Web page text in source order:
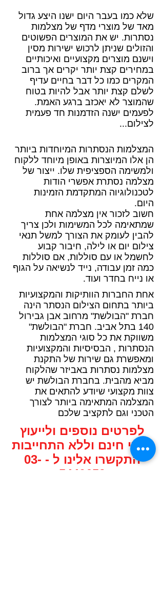
שלא כמו בעבר היום ישנו היצע גדול
מאד של מוצרי מדף של מצלמות
נסתרות. יש את המוצרים הפשוטים
והזולים שניתן לרכוש ישירות מסין
וישנם מוצרים מקצועיים ואיכותיים
במחירים קצת יותר יקרים אך ברוב
המקרים כמו כל דבר בחיים עדיף
לשלם קצת יותר אבל להיות בטוח
שהמוצר לא יאכזב ברגע האמת.
לפעמים ישנה הזדמנות חד פעמית
לצילום...
המצלמות הנסתרות המיוחדות ביותר
הן אלו המיוצרות באופן מיוחד ללקוח
ולמשימה הספציפית שלו. ייצור של
מצלמה נסתרת אפשרי הודות
לטכנולוגיוה המתקדמת הזמינות
היום.
חשוב לזכור אין מצלמה אחת
שמתאימה לכל המשימות ולכן צריך
להבין לעומק את הצורך למשל תנאי
צילום יום או לילה, חיבור קבוע
לחשמל או עם סוללות, אם סוללות
כמה זמן עבודה, נייד לנשיאה על הגוף
או נייח בחדר ועוד.
אחת החברות הוותיקות והמקצועיות
ביותר בתחום הצילום הנסתר הינה
חברת "הבולשת" מרחוב אבן גבירול
140 בתל אביב. חברת "הבולשת"
משווקת את כל סוגי המצלמות
הנסתרות , הבסיסיות והמקצועיות
ומאפשרת גם שירות של התקנת
מצלמות נסתרות באביזר שהלקוח
מביא מהבית. בחברת הבולשת יש
צוות מקצועי שיודע להתאים את
המצלמה המתאימה ביותר לצורך
הטכני וגם לתקציב שלכם
לפרטים נוספים ולייעוץ
אישי חינם וללא התחייבות
התקשרו אלינו ל - 03-
5440659